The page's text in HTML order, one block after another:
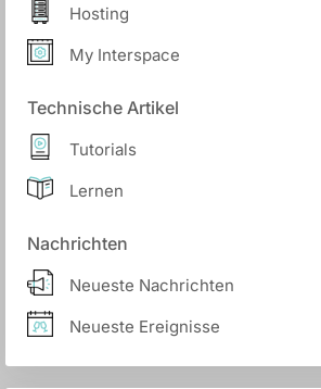
Hosting
My Interspace
Technische Artikel
Tutorials
Lernen
Nachrichten
Neueste Nachrichten
Neueste Ereignisse